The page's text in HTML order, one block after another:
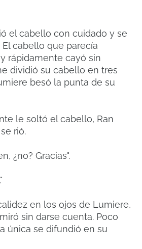
el cabello con cuidado y se
cabello que parecía
rápidamente cayó sin
dividió su cabello en tres
besó la punta de su
le soltó el cabello, Ran
rió.
¿no? Gracias".
en los ojos de Lumiere,
sin darse cuenta. Poco
única se difundió en su